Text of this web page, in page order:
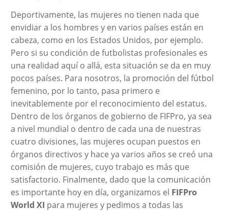
Deportivamente, las mujeres no tienen nada que
envidiar a los hombres y en varios países están en
cabeza, como en los Estados Unidos, por ejemplo.
Pero si su condición de futbolistas profesionales es
una realidad aquí o allá, esta situación se da en muy
pocos países. Para nosotros, la promoción del fútbol
femenino, por lo tanto, pasa primero e
inevitablemente por el reconocimiento del estatus.
Dentro de los órganos de gobierno de FIFPro, ya sea
a nivel mundial o dentro de cada una de nuestras
cuatro divisiones, las mujeres ocupan puestos en
órganos directivos y hace ya varios años se creó una
comisión de mujeres, cuyo trabajo es más que
satisfactorio. Finalmente, dado que la comunicación
es importante hoy en día, organizamos el FIFPro
World XI para mujeres y pedimos a todas las